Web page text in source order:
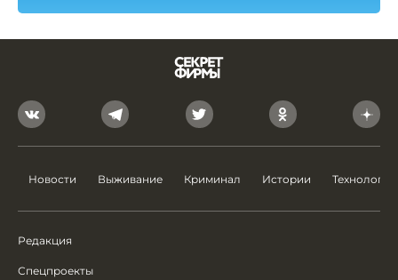
Новости Выживание Криминал Истории Технологии
Редакция
Спецпроекты